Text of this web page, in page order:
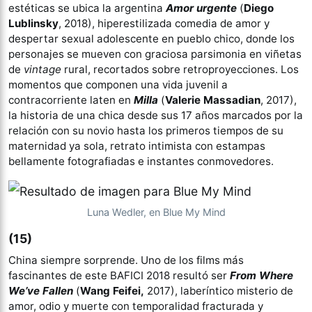
estéticas se ubica la argentinaAmor urgente (Diego
Lublinsky, 2018), hiperestilizada comedia de amor y
despertar sexual adolescente en pueblo chico, donde los
personajes se mueven con graciosa parsimonia en viñetas
de vintage rural, recortados sobre retroproyecciones. Los
momentos que componen una vida juvenil a
contracorriente laten en Milla (Valerie Massadian, 2017),
la historia de una chica desde sus 17 años marcados por la
relación con su novio hasta los primeros tiempos de su
maternidad ya sola, retrato intimista con estampas
bellamente fotografiadas e instantes conmovedores.
Luna Wedler, en Blue My Mind
(15)
China siempre sorprende. Uno de los films más
fascinantes de este BAFICI 2018 resultó ser From Where
We’ve Fallen (Wang Feifei, 2017), laberíntico misterio de
amor, odio y muerte con temporalidad fracturada y